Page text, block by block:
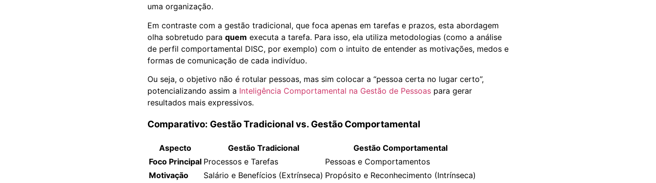
uma organização.
Em contraste com a gestão tradicional, que foca apenas em tarefas e prazos, esta abordagem
olha sobretudo paraquem executa a tarefa. Para isso, ela utiliza metodologias (como a análise
de perfil comportamental DISC, por exemplo) com o intuito de entender as motivações, medos e
formas de comunicação de cada indivíduo.
Ou seja, o objetivo não é rotular pessoas, mas sim colocar a “pessoa certa no lugar certo”,
potencializando assim a Inteligência Comportamental na Gestão de Pessoas para gerar
resultados mais expressivos.
Comparativo: Gestão Tradicional vs. Gestão Comportamental
Aspecto Gestão Tradicional
Gestão Comportamental
Foco Principal Processos e Tarefas
Pessoas e Comportamentos
Motivação
Salário e Benefícios (Extrínseca) Propósito e Reconhecimento (Intrínseca)